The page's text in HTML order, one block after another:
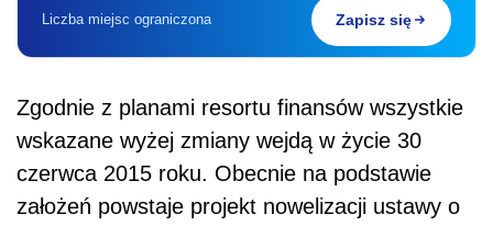
Liczba miejsc ograniczona Zapisz się
Zgodnie z planami resortu finansów wszystkie
wskazane wyżej zmiany wejdą w życie 30
czerwca 2015 roku. Obecnie na podstawie
założeń powstaje projekt nowelizacji ustawy o